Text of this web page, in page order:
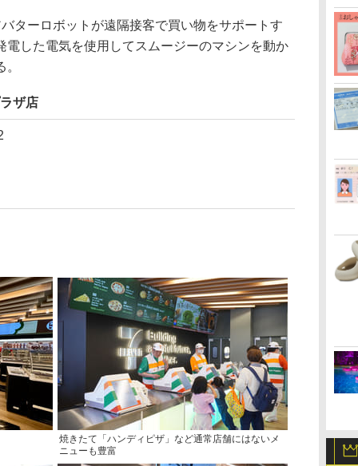
ーロボットが遠隔接客で買い物をサポートす
電した電気を使用してスムージーのマシンを動か
ザ店
焼きたて「ハンディピザ」など通常店舗にはないメ
ニューも豊富